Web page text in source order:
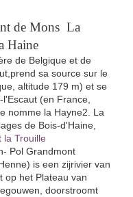
de Mons La
Haine
de Belgique et de
sa source sur le
altitude 179 m) et se
(en France,
nomme la Hayne2. La
de Bois-d'Haine,
Pol Grandmont
is een zijrivier van
op het Plateau van
doorstroomt